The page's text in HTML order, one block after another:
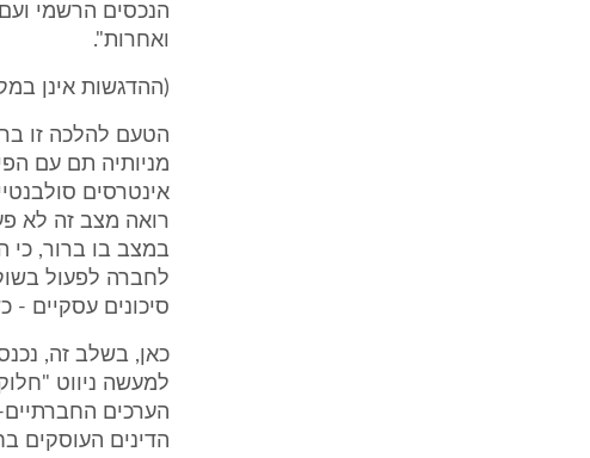
הנכסים הרשמי
ואחרות".
(ההדגשות אינן
הטעם להלכה זו
מניותיה תם עם
אינטרסים
רואה מצב זה לא
במצב בו ברור, כי
לחברה לפעול
סיכונים עסקיים -
כאן, בשלב זה,
למעשה ניווט
הערכים
הדינים העוסקים